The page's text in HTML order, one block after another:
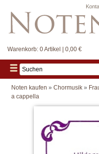
Warenkorb: 0 Artikel | 0,00 €
Noten kaufen » Chormusik »
a cappella